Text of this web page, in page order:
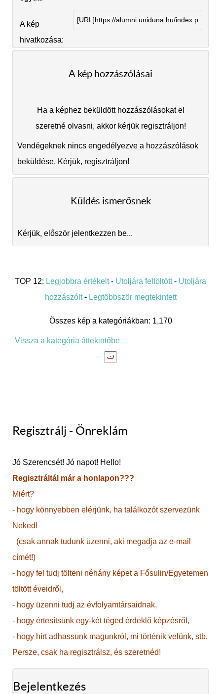
A kép
hivatkozása:
A kép hozzászólásai
Ha a képhez beküldött hozzászólásokat el
szeretné olvasni, akkor kérjük regisztráljon!
Vendégeknek nincs engedélyezve a hozzászólások
beküldése. Kérjük, regisztráljon!
Küldés ismerősnek
Kérjük, először jelentkezzen be...
TOP 12: Legjobbra értékelt- Utoljára feltöltött- Utoljára
hozzászólt- Legtöbbször megtekintett
Összes kép a kategóriákban: 1,170
Vissza a kategória áttekintőbe
Regisztrálj - Önreklám
Jó Szerencsét! Jó napot! Hello!
Regisztráltál már a honlapon???
Miért?
- hogy könnyebben elérjünk, ha találkozót szervezünk
Neked!
(csak annak tudunk üzenni, aki megadja az e-mail
címét!)
- hogy fel tudj tölteni néhány képet a Fősulin/Egyetemen
töltött éveidről,
- hogy üzenni tudj az évfolyamtársaidnak,
- hogy értesítsünk egy-két téged érdeklő képzésről,
- hogy hírt adhassunk magunkról, mi történik velünk, stb.
Persze, csak ha regisztrálsz, és szeretnéd!
Bejelentkezés